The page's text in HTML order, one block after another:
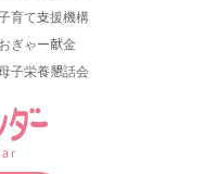
育て支援機構
おぎゃー献金
子栄養懇話会